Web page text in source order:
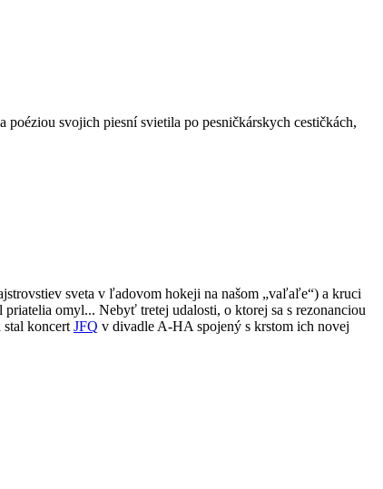
svojich piesní svietila po pesničkárskych cestičkách,
sveta v ľadovom hokeji na našom „vaľaľe“) a kruci
omyl... Nebyť tretej udalosti, o ktorej sa s rezonanciou
koncert JFQ v divadle A-HA spojený s krstom ich novej